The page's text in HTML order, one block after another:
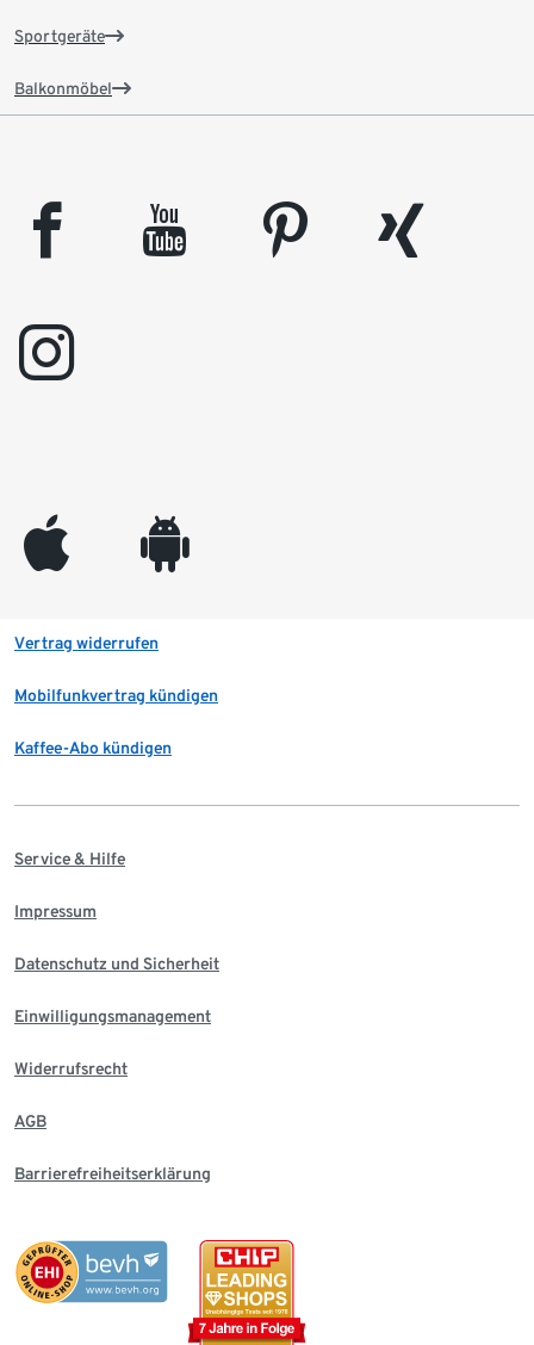
Sportgeräte
Balkonmöbel
facebook youtube pinterest
xing
instagram
appleinc android
Vertrag widerrufen
Mobilfunkvertrag kündigen
Kaffee-Abo kündigen
Service & Hilfe
Impressum
Datenschutz und Sicherheit
Einwilligungsmanagement
Widerrufsrecht
AGB
Barrierefreiheitserklärung